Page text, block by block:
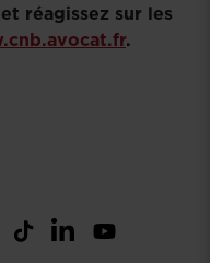
réagissez sur les
.